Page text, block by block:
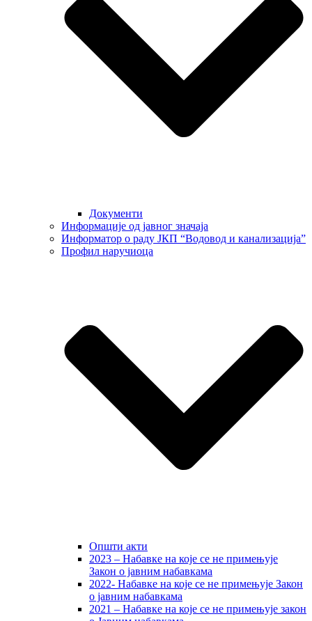
Документи
Информације од јавног значаја
Информатор о раду ЈКП “Водовод и канализација”
Профил наручиоца
Општи акти
2023 – Набавке на које се не примењује
Закон о јавним набавкама
2022- Набавке на које се не примењује Закон
о јавним набавкама
2021 – Набавке на које се не примењује закон